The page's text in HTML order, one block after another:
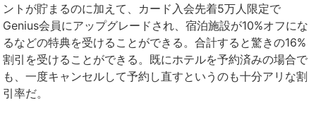
ントが貯まるのに加えて、カード入会先着5万人限定で
Genius会員にアップグレードされ、宿泊施設が10%オフにな
るなどの特典を受けることができる。合計すると驚きの16%
割引を受けることができる。既にホテルを予約済みの場合で
も、一度キャンセルして予約し直すというのも十分アリな割
引率だ。